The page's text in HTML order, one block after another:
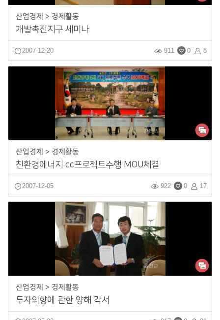
산업경제 > 경제활동
개발촉진지구 세미나
2007-12-20 8
0
911
산업경제 > 경제활동
친환경에너지 cc프로젝트수행 MOU체결
2007-12-05 17
0
922
산업경제 > 경제활동
투자의향에 관한 양해 각서